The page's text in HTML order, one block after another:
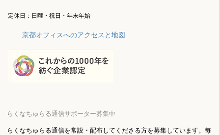
定休日：日曜・祝日・年末年始
京都オフィスへのアクセスと地図
らくなちゅらる通信サポーター募集中
らくなちゅらる通信を常設・配布してくださる方を募集しています。毎